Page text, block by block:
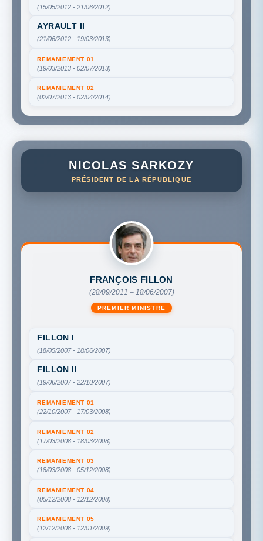
(15/05/2012 - 21/06/2012)
AYRAULT II
(21/06/2012 - 19/03/2013)
REMANIEMENT 01
(19/03/2013 - 02/07/2013)
REMANIEMENT 02
(02/07/2013 - 02/04/2014)
NICOLAS SARKOZY
PRÉSIDENT DE LA RÉPUBLIQUE
FRANÇOIS FILLON
(28/09/2011 – 18/06/2007)
PREMIER MINISTRE
FILLON I
(18/05/2007 - 18/06/2007)
FILLON II
(19/06/2007 - 22/10/2007)
REMANIEMENT 01
(22/10/2007 - 17/03/2008)
REMANIEMENT 02
(17/03/2008 - 18/03/2008)
REMANIEMENT 03
(18/03/2008 - 05/12/2008)
REMANIEMENT 04
(05/12/2008 - 12/12/2008)
REMANIEMENT 05
(12/12/2008 - 12/01/2009)